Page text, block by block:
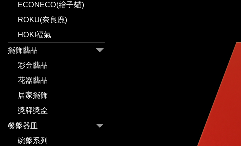
ECONECO(繪子貓)
ROKU(奈良鹿)
HOKI福氣
擺飾藝品
彩金藝品
花器藝品
居家擺飾
獎牌獎盃
餐盤器皿
碗盤系列